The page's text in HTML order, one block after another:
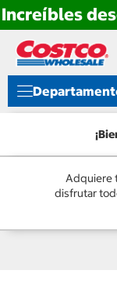
Increíbles
directo
contenido
directo
menú
navegación
Adquiere
disfrutar